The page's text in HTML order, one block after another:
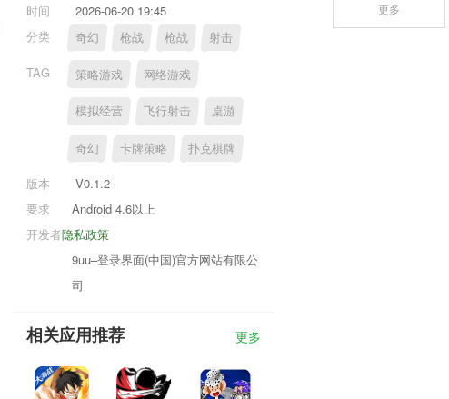
时间
2026-06-20 19:45
分类
奇幻 枪战 枪战 射击
TAG 策略游戏 网络游戏
模拟经营 飞行射击 桌游
奇幻 卡牌策略 扑克棋牌
版本
V0.1.2
要求
Android 4.6以上
隐私政策
开发者
9uu–登录界面(中国)官方网站有限公
司
相关应用推荐 更多
更多